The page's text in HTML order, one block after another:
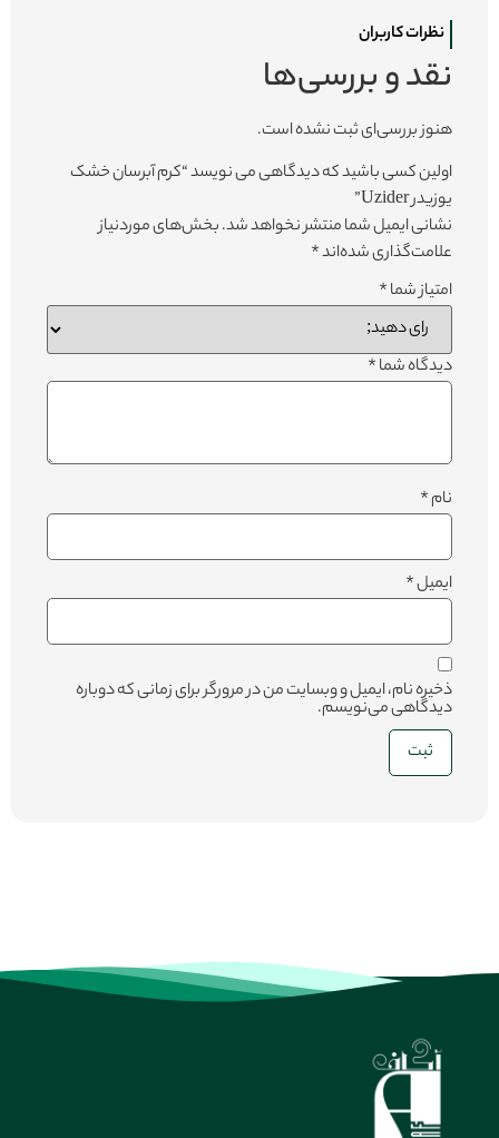
نظرات کاربران
نقد و بررسی‌ها
هنوز بررسی‌ای ثبت نشده است.
اولین کسی باشید که دیدگاهی می نویسد “کرم آبرسان خشک
یوزیدر Uzider”
نشانی ایمیل شما منتشر نخواهد شد.بخش‌های موردنیاز
علامت‌گذاری شده‌اند*
امتیاز شما*
دیدگاه شما*
نام*
ایمیل*
ذخیره نام، ایمیل و وبسایت من در مرورگر برای زمانی که دوباره
دیدگاهی می‌نویسم.